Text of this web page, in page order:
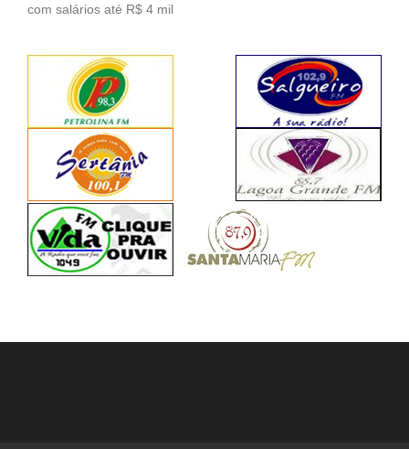
com salários até R$ 4 mil